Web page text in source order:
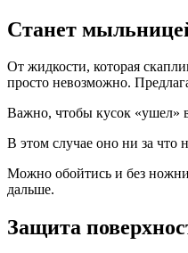
Станет
От жидкости, которая
просто невозможно.
Важно, чтобы кусок «ушел»
В этом случае оно ни за что
Можно обойтись и без
дальше.
Защита